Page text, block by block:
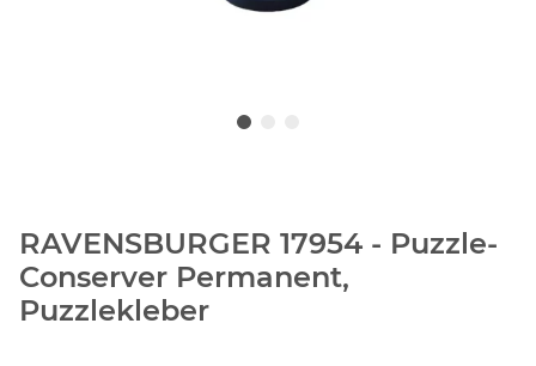
RAVENSBURGER 17954 - Puzzle-
Conserver Permanent,
Puzzlekleber